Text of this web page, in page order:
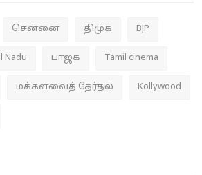
சென்னை திமுக BJP
Nadu பாஜக Tamil cinema
மக்களவைத் தேர்தல் Kollywood